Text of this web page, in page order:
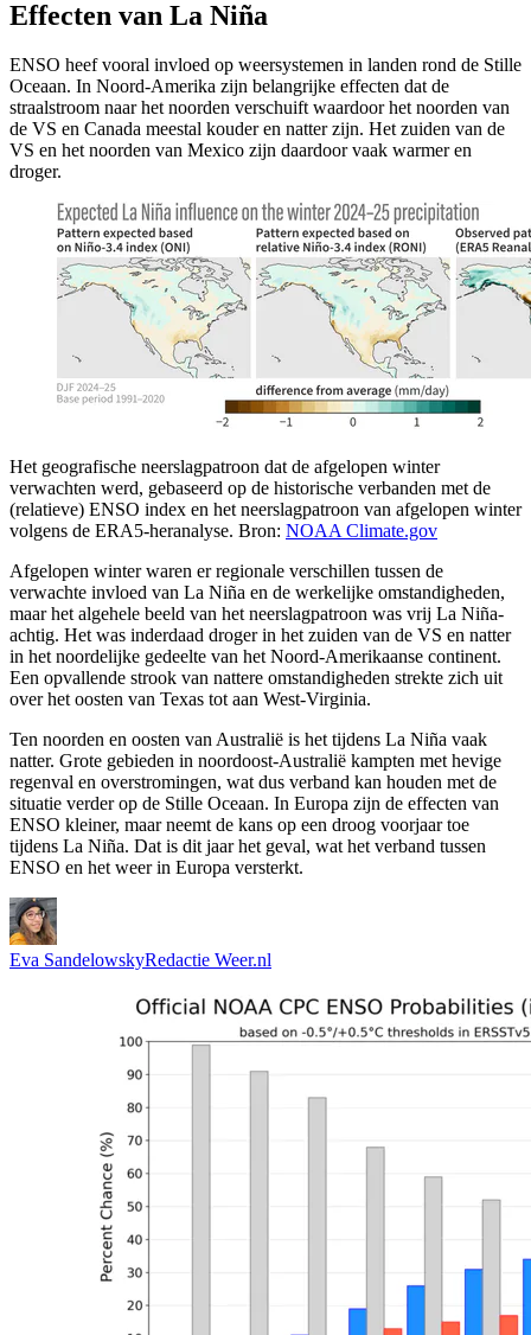
Effecten van La Niña
ENSO heef vooral invloed op weersystemen in landen rond de Stille
Oceaan. In Noord-Amerika zijn belangrijke effecten dat de
straalstroom naar het noorden verschuift waardoor het noorden van
de VS en Canada meestal kouder en natter zijn. Het zuiden van de
VS en het noorden van Mexico zijn daardoor vaak warmer en
droger.
Het geografische neerslagpatroon dat de afgelopen winter
verwachten werd, gebaseerd op de historische verbanden met de
(relatieve) ENSO index en het neerslagpatroon van afgelopen winter
volgens de ERA5-heranalyse. Bron: NOAA Climate.gov
Afgelopen winter waren er regionale verschillen tussen de
verwachte invloed van La Niña en de werkelijke omstandigheden,
maar het algehele beeld van het neerslagpatroon was vrij La Niña-
achtig. Het was inderdaad droger in het zuiden van de VS en natter
in het noordelijke gedeelte van het Noord-Amerikaanse continent.
Een opvallende strook van nattere omstandigheden strekte zich uit
over het oosten van Texas tot aan West-Virginia.
Ten noorden en oosten van Australië is het tijdens La Niña vaak
natter. Grote gebieden in noordoost-Australië kampten met hevige
regenval en overstromingen, wat dus verband kan houden met de
situatie verder op de Stille Oceaan. In Europa zijn de effecten van
ENSO kleiner, maar neemt de kans op een droog voorjaar toe
tijdens La Niña. Dat is dit jaar het geval, wat het verband tussen
ENSO en het weer in Europa versterkt.
Eva SandelowskyRedactie Weer.nl